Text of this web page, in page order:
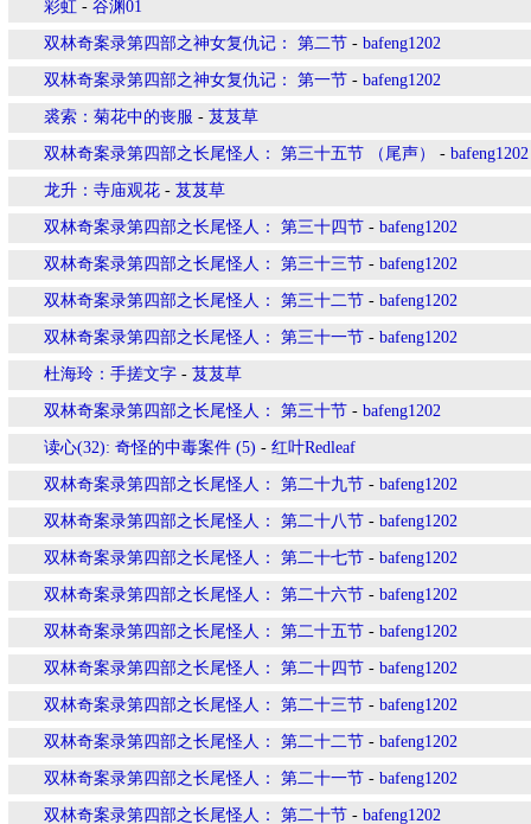
彩虹 - 谷渊01
双林奇案录第四部之神女复仇记： 第二节 - bafeng1202
双林奇案录第四部之神女复仇记： 第一节 - bafeng1202
裘索：菊花中的丧服 - 芨芨草
双林奇案录第四部之长尾怪人： 第三十五节 （尾声） - bafeng1202
龙升：寺庙观花 - 芨芨草
双林奇案录第四部之长尾怪人： 第三十四节 - bafeng1202
双林奇案录第四部之长尾怪人： 第三十三节 - bafeng1202
双林奇案录第四部之长尾怪人： 第三十二节 - bafeng1202
双林奇案录第四部之长尾怪人： 第三十一节 - bafeng1202
杜海玲：手搓文字 - 芨芨草
双林奇案录第四部之长尾怪人： 第三十节 - bafeng1202
读心(32): 奇怪的中毒案件 (5) - 红叶Redleaf
双林奇案录第四部之长尾怪人： 第二十九节 - bafeng1202
双林奇案录第四部之长尾怪人： 第二十八节 - bafeng1202
双林奇案录第四部之长尾怪人： 第二十七节 - bafeng1202
双林奇案录第四部之长尾怪人： 第二十六节 - bafeng1202
双林奇案录第四部之长尾怪人： 第二十五节 - bafeng1202
双林奇案录第四部之长尾怪人： 第二十四节 - bafeng1202
双林奇案录第四部之长尾怪人： 第二十三节 - bafeng1202
双林奇案录第四部之长尾怪人： 第二十二节 - bafeng1202
双林奇案录第四部之长尾怪人： 第二十一节 - bafeng1202
双林奇案录第四部之长尾怪人： 第二十节 - bafeng1202